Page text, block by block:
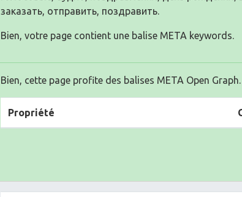
заказать, отправить, поздравить.
Bien, votre page contient une balise META keywords.
Bien, cette page profite des balises META Open Graph.
Propriété